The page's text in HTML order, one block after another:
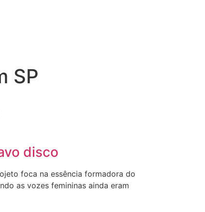
SP
disco
foca na essência formadora do
as vozes femininas ainda eram